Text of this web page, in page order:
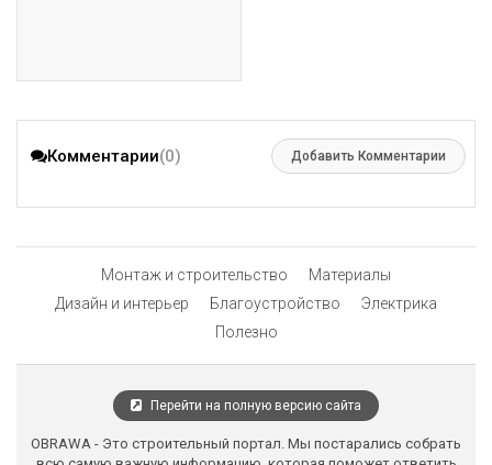
Комментарии(0) Добавить Комментарии
Монтаж и строительство
Материалы
Дизайн и интерьер
Благоустройство
Электрика
Полезно
Перейти на полную версию сайта
OBRAWA - Это строительный портал. Мы постарались собрать